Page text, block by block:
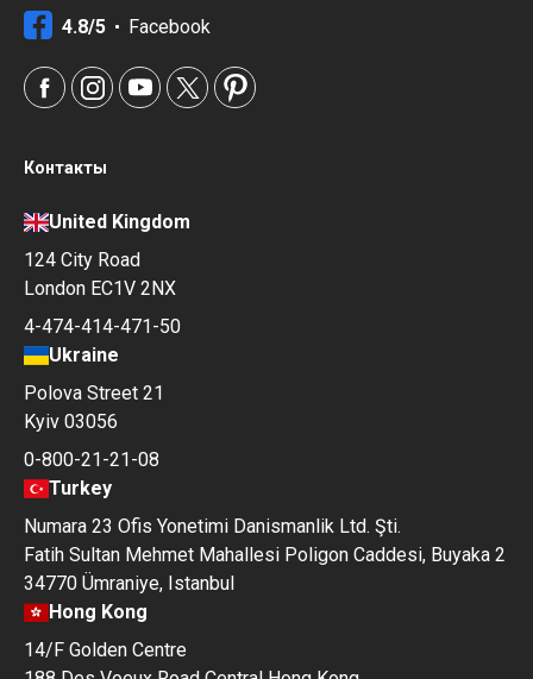
4.8/5 Facebook
Контакты
United Kingdom
124 City Road
London EC1V 2NX
4-474-414-471-50
Ukraine
Polova Street 21
Kyiv 03056
0-800-21-21-08
Turkey
Numara 23 Ofis Yonetimi Danismanlik Ltd. Şti.
Fatih Sultan Mehmet Mahallesi Poligon Caddesi, Buyaka 2
34770 Ümraniye, Istanbul
Hong Kong
14/F Golden Centre